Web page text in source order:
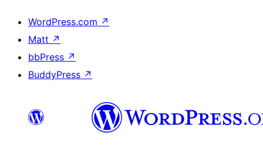
WordPress.com ↗
Matt ↗
bbPress ↗
BuddyPress ↗